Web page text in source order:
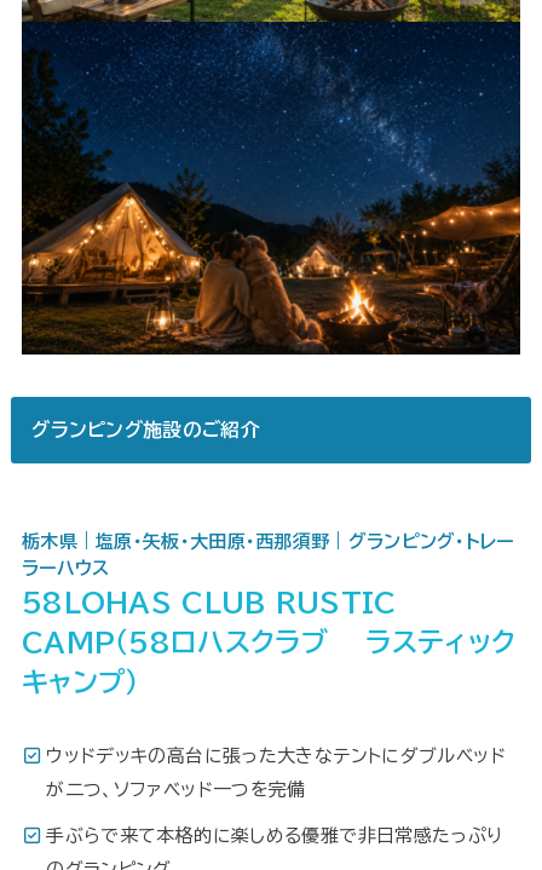
グランピング施設のご紹介
栃木県｜塩原・矢板・大田原・西那須野｜グランピング・トレー
ラーハウス
58LOHAS CLUB RUSTIC
CAMP（58ロハスクラブ ラスティック
キャンプ）
ウッドデッキの高台に張った大きなテントにダブルベッド
が二つ、ソファベッド一つを完備
手ぶらで来て本格的に楽しめる優雅で非日常感たっぷり